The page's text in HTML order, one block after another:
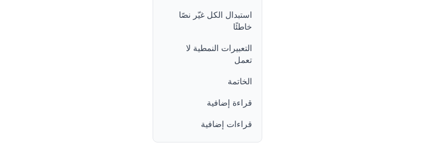
استبدال الكل غيّر نصًا
خاطئًا
التعبيرات النمطية لا
تعمل
الخاتمة
قراءة إضافية
قراءات إضافية